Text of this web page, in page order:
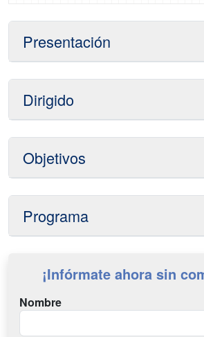
Presentación
Dirigido
Objetivos
Programa
¡Infórmate ahora sin
Nombre